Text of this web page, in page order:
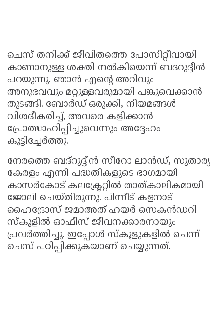
ചെസ് തനിക്ക് ജീവിതത്തെ പോസിറ്റീവായി
കാണാനുള്ള ശക്തി നൽകിയെന്ന് ബദറുദ്ദീൻ
പറയുന്നു. ഞാൻ എന്റെ അറിവും
അനുഭവവും മറ്റുള്ളവരുമായി പങ്കുവെക്കാൻ
തുടങ്ങി. ബോർഡ് ഒരുക്കി, നിയമങ്ങൾ
വിശദീകരിച്ച്, അവരെ കളിക്കാൻ
പ്രോത്സാഹിപ്പിച്ചുവെന്നും അദ്ദേഹം
കൂട്ടിച്ചേർത്തു.
നേരത്തെ ബദ്‌റുദ്ദീൻ സീറോ ലാൻഡ്, സുതാര്യ
കേരളം എന്നീ പദ്ധതികളുടെ ഭാഗമായി
കാസർകോട് കലക്ട്രേറ്റിൽ താത്കാലികമായി
ജോലി ചെയ്തിരുന്നു. പിന്നീട് കളനാട്
ഹൈദ്രോസ് ജമാഅത് ഹയർ സെകൻഡറി
സ്‌കൂളിൽ ഓഫീസ് ജീവനക്കാരനായും
പ്രവർത്തിച്ചു. ഇപ്പോൾ സ്‌കൂളുകളിൽ ചെന്ന്
ചെസ് പഠിപ്പിക്കുകയാണ് ചെയ്യുന്നത്.